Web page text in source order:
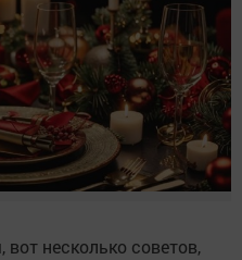
несколько советов,